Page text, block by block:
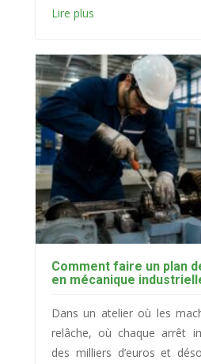
Lire plus
Comment faire un plan
en mécanique
Dans un atelier où les
relâche, où chaque arrêt
des milliers d’euros et